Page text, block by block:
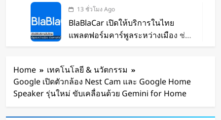
13 ชั่วโมง Ago
BlaBlaCar เปิดให้บริการในไทย
แพลตฟอร์มคาร์พูลระหว่างเมือง ช่วย
กวาดรายได้มากขึ้น 6 เท่า
16 ชั่วโมง Ago
เข้าแอป เปลี่ยนแฟนคลับให้เป็นผู้
Home
เทคโนโลยี & นวัตกรรม
Google เปิดตัวกล้อง Nest Cam และ Google Home
Speaker รุ่นใหม่ ขับเคลื่อนด้วย Gemini for Home